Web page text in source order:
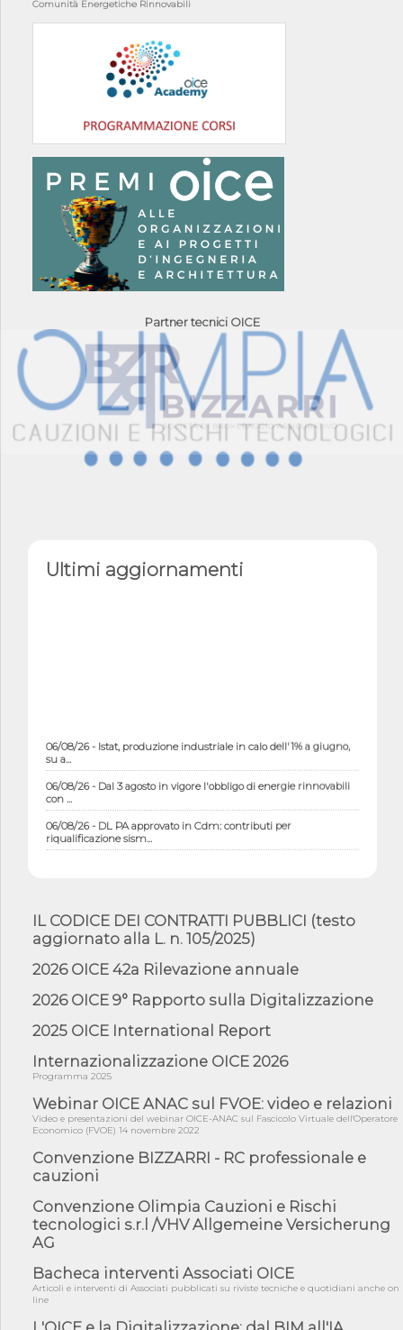
Comunità Energetiche Rinnovabili
Partner tecnici OICE
Ultimi aggiornamenti
06/08/26 - Istat, produzione industriale in calo dell'1% a giugno,
su a...
06/08/26 - Dal 3 agosto in vigore l'obbligo di energie rinnovabili
con ...
06/08/26 - DL PA approvato in Cdm: contributi per
riqualificazione sism...
norme UE in m...
05/08/26 - DL Infrastrutture e PNRR è legge: approvata oggi la
amminist...
2 s...
05/08/26 - SAVE THE DATE: Assemblea Pubblica Confindustria
Professioni ...
05/08/26 - Successo OICE per il bando della Città metropolitana
di Reg...
05/08/26 - Lettera OICE per il bando della Giunta Regionale della
Campa...
04/08/26 - DL PA: previste cancellazioni da elenchi professionisti
04/08/26 - International Sustainable Buildings Competition -
COP31, An...
impugnar...
04/08/26 - Rapporto Anac corruzione 2020-2026: procedimenti
IL CODICE DEI CONTRATTI PUBBLICI (testo
aggiornato alla L. n. 105/2025)
2026 OICE 42a Rilevazione annuale
2026 OICE 9° Rapporto sulla Digitalizzazione
2025 OICE International Report
Internazionalizzazione OICE 2026
Programma 2025
Webinar OICE ANAC sul FVOE: video e relazioni
Video e presentazioni del webinar OICE-ANAC sul Fascicolo Virtuale dell'Operatore
Economico (FVOE) 14 novembre 2022
Convenzione BIZZARRI - RC professionale e
cauzioni
Convenzione Olimpia Cauzioni e Rischi
tecnologici s.r.l /VHV Allgemeine Versicherung
AG
Bacheca interventi Associati OICE
Articoli e interventi di Associati pubblicati su riviste tecniche e quotidiani anche on
line